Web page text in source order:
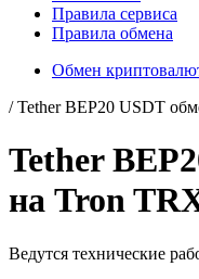
Правила сервиса
Правила обмена
Обмен
/ Tether BEP20 USDT
Tether
на Tron
Ведутся технические